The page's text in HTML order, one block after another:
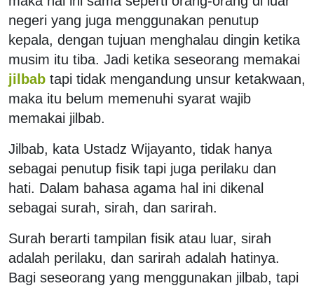
negeri yang juga menggunakan penutup
kepala, dengan tujuan menghalau dingin ketika
musim itu tiba. Jadi ketika seseorang memakai
jilbab tapi tidak mengandung unsur ketakwaan,
maka itu belum memenuhi syarat wajib
memakai jilbab.
Jilbab, kata Ustadz Wijayanto, tidak hanya
sebagai penutup fisik tapi juga perilaku dan
hati. Dalam bahasa agama hal ini dikenal
sebagai surah, sirah, dan sarirah.
Surah berarti tampilan fisik atau luar, sirah
adalah perilaku, dan sarirah adalah hatinya.
Bagi seseorang yang menggunakan jilbab, tapi